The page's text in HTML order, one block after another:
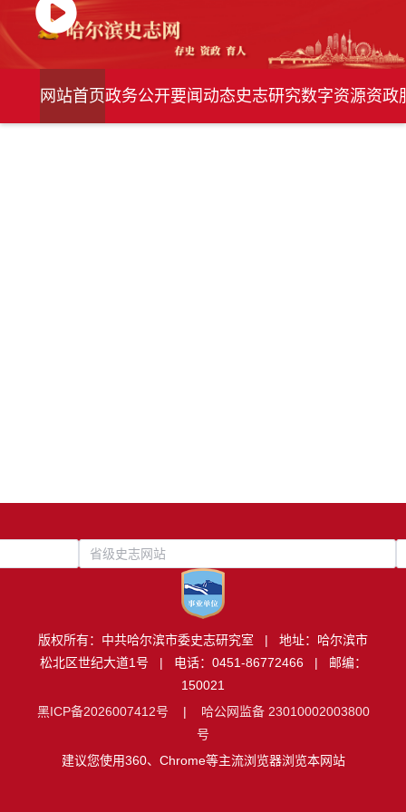
网站首页政务公开要闻动态史志研究数字资源资政
省级史志网站
版权所有：中共哈尔滨市委史志研究室 | 地址：哈尔滨市
松北区世纪大道1号 | 电话：0451-86772466 | 邮编：
150021
黑ICP备2026007412号 | 哈公网监备 23010002003800
号
建议您使用360、Chrome等主流浏览器浏览本网站